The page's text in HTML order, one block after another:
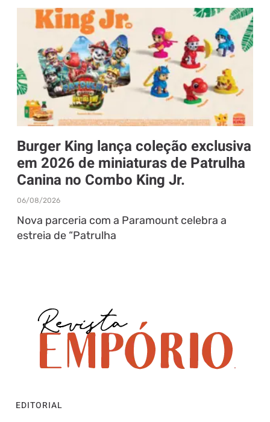
Burger King lança coleção exclusiva
em 2026 de miniaturas de Patrulha
Canina no Combo King Jr.
06/08/2026
Nova parceria com a Paramount celebra a
estreia de “Patrulha
EDITORIAL